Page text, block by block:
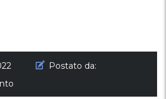
Postato da: